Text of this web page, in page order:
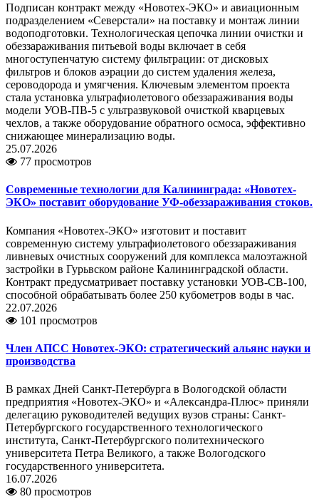
Подписан контракт между «Новотех-ЭКО» и авиационным
подразделением «Северстали» на поставку и монтаж линии
водоподготовки. Технологическая цепочка линии очистки и
обеззараживания питьевой воды включает в себя
многоступенчатую систему фильтрации: от дисковых
фильтров и блоков аэрации до систем удаления железа,
сероводорода и умягчения. Ключевым элементом проекта
стала установка ультрафиолетового обеззараживания воды
модели УОВ-ПВ-5 с ультразвуковой очисткой кварцевых
чехлов, а также оборудование обратного осмоса, эффективно
снижающее минерализацию воды.
25.07.2026
77 просмотров
Современные технологии для Калининграда: «Новотех-
ЭКО» поставит оборудование УФ-обеззараживания стоков.
Компания «Новотех-ЭКО» изготовит и поставит
современную систему ультрафиолетового обеззараживания
ливневых очистных сооружений для комплекса малоэтажной
застройки в Гурьвском районе Калининградской области.
Контракт предусматривает поставку установки УОВ-СВ-100,
способной обрабатывать более 250 кубометров воды в час.
22.07.2026
101 просмотров
Член АПСС Новотех-ЭКО: стратегический альянс науки и
производства
В рамках Дней Санкт-Петербурга в Вологодской области
предприятия «Новотех-ЭКО» и «Александра-Плюс» приняли
делегацию руководителей ведущих вузов страны: Санкт-
Петербургского государственного технологического
института, Санкт-Петербургского политехнического
университета Петра Великого, а также Вологодского
государственного университета.
16.07.2026
80 просмотров